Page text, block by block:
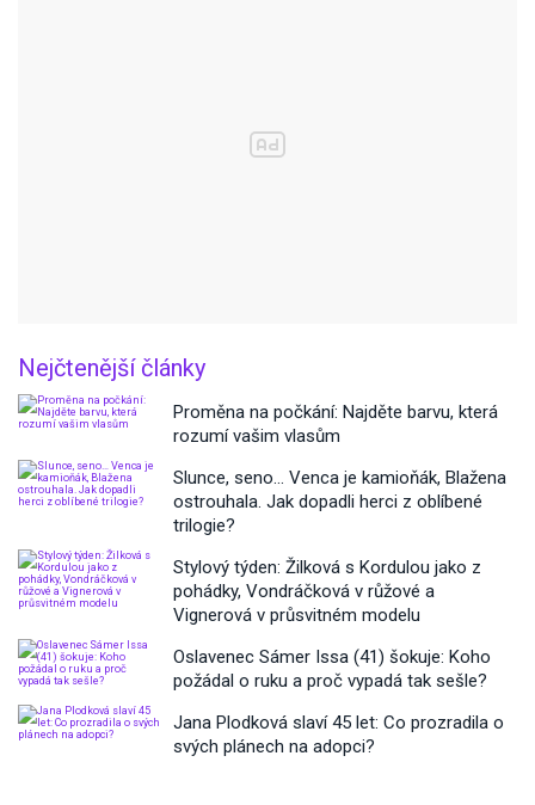
Nejčtenější články
Proměna na počkání: Najděte barvu, která
rozumí vašim vlasům
Slunce, seno… Venca je kamioňák, Blažena
ostrouhala. Jak dopadli herci z oblíbené
trilogie?
Stylový týden: Žilková s Kordulou jako z
pohádky, Vondráčková v růžové a
Vignerová v průsvitném modelu
Oslavenec Sámer Issa (41) šokuje: Koho
požádal o ruku a proč vypadá tak sešle?
Jana Plodková slaví 45 let: Co prozradila o
svých plánech na adopci?